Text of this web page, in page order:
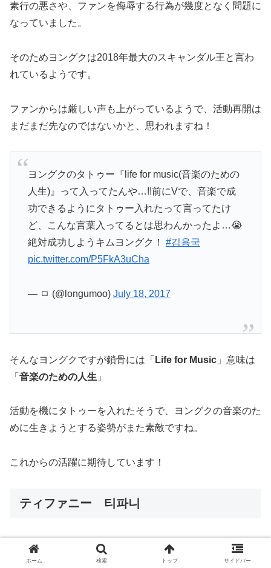
素行の悪さや、ファンを侮辱する行為が幾度となく問題に
なっていました。
そのためヨングクは2018年最大のスキャンダル王と言わ
れているようです。
ファンからは厳しい声も上がっているようで、活動再開は
まだまだ先なのではないかと、思われますね！
ヨングクのタトゥー『life for music(音楽のための
人生)』って入ってたんや…!!前にVで、音楽で成
功できるようにタトゥー入れたって言ってたけ
ど、こんな言葉入ってるとは思わんかったよ…😭
絶対成功しようキムヨングク！ #김용국
pic.twitter.com/P5FkA3uCha
— ㅁ (@longumoo) July 18, 2017
そんなヨングクですが鎖骨には「 Life for Music 」意味は
「 音楽のための人生 」
活動を機にタトゥーを入れたそうで、ヨングクの音楽のた
めに生きようとする姿勢がまた素敵ですね。
これからの活躍に期待しています！
ティファニー 티파니
ホーム 検索 トップ サイドバー